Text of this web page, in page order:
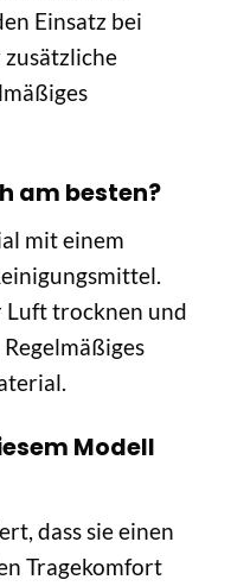
Einsatz bei
am besten?
mit einem
Luft trocknen und
Modell
dass sie einen
Tragekomfort